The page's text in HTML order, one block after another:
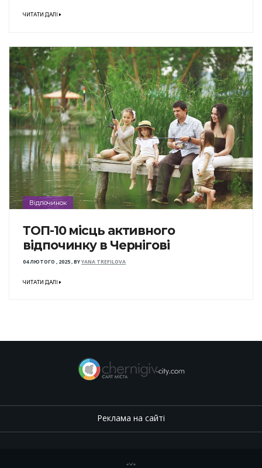
ЧИТАТИ ДАЛІ
Відпочинок
ТОП-10 місць активного
відпочинку в Чернігові
04 ЛЮТОГО , 2025,BYYANA TREFILOVA
ЧИТАТИ ДАЛІ
Реклама на сайті
, ,